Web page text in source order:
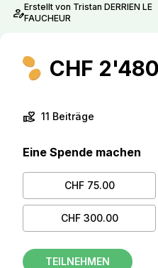
person_editErstellt von Tristan DERRIEN LE
FAUCHEUR
CHF
volunteer_activism 11 Beiträge
Eine Spende machen
CHF 75.00
CHF 300.00
TEILNEHMEN